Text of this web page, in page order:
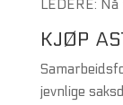
LEDERE:
KJØP
jevnlige